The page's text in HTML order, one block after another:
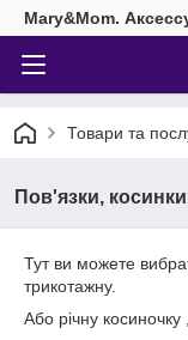
Mary&Mom.
Товари та
Пов'язки,
Тут ви можете
трикотажну.
Або річну